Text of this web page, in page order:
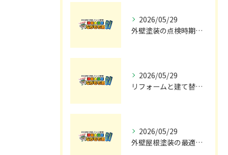
2026/05/29
外壁塗装の点検時期と施工の最適タイミング
2026/05/29
リフォームと建て替えの費用と注意点完全解説
2026/05/29
外壁屋根塗装の最適メンテナンス時期